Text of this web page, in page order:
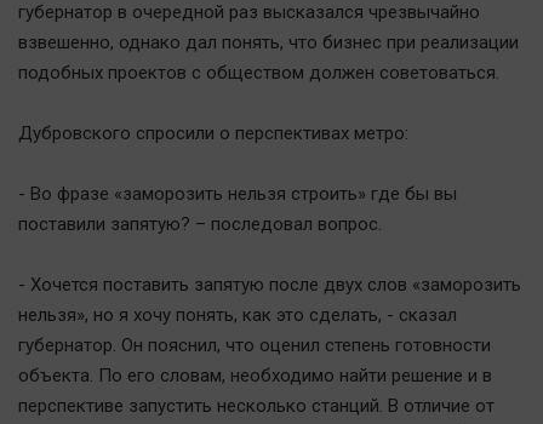
Дети
Качество жизни
Конкурс
Народная журналистика
Отдых
Персона
Последняя инстанция
губернатор в очередной раз высказался чрезвычайно
взвешенно, однако дал понять, что бизнес при реализации
подобных проектов с обществом должен советоваться.
Дубровского спросили о перспективах метро:
- Во фразе «заморозить нельзя строить» где бы вы
поставили запятую? – последовал вопрос.
- Хочется поставить запятую после двух слов «заморозить
нельзя», но я хочу понять, как это сделать, - сказал
губернатор. Он пояснил, что оценил степень готовности
объекта. По его словам, необходимо найти решение и в
перспективе запустить несколько станций. В отличие от